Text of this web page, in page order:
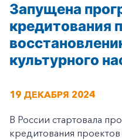
Запущена
кредитования
культурного
19 ДЕКАБРЯ 2024
В России стартовала
кредитования